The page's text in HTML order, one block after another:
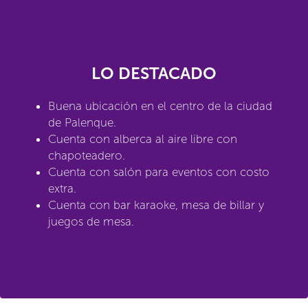
LO DESTACADO
Buena ubicación en el centro de la ciudad
de Palenque.
Cuenta con alberca al aire libre con
chapoteadero.
Cuenta con salón para eventos con costo
extra.
Cuenta con bar karaoke, mesa de billar y
juegos de mesa.